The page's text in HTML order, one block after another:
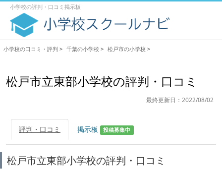
小学校の評判・口コミ掲示板
小学校の口コミ・評判 > 千葉の小学校 > 松戸市の小学校 >
松戸市立東部小学校の評判・口コミ
最終更新日：2022/08/02
評判・口コミ 掲示板 投稿募集中
松戸市立東部小学校の評判・口コミ